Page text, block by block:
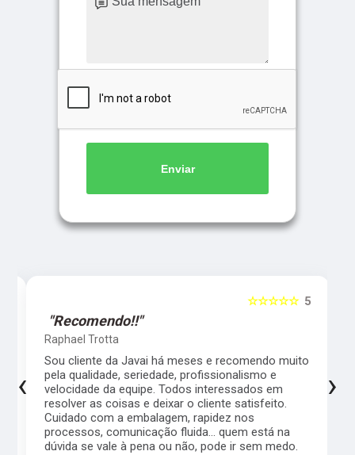
Enviar
5
☆☆☆☆☆
"Recomendo!!"
Raphael Trotta
Sou cliente da Javai há meses e recomendo muito
pela qualidade, seriedade, profissionalismo e
velocidade da equipe. Todos interessados em
resolver as coisas e deixar o cliente satisfeito.
Cuidado com a embalagem, rapidez nos
processos, comunicação fluida... quem está na
dúvida se vale à pena ou não, pode ir sem medo.
‹ ›